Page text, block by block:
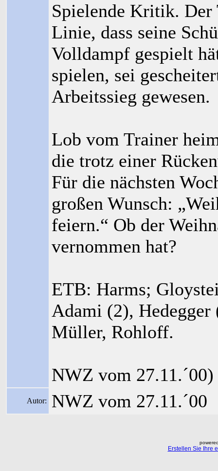
Spielende Kritik. Der
Linie, dass seine
Volldampf gespielt
spielen, sei
Arbeitssieg gewesen.
Lob vom Trainer
die trotz einer
Für die nächsten
großen Wunsch:
feiern.“ Ob der
vernommen hat?
ETB: Harms;
Adami (2),
Müller, Rohloff.
NWZ vom 27.11.´00)
Autor: NWZ vom 27.11.´00
Erstellen Sie Ihre